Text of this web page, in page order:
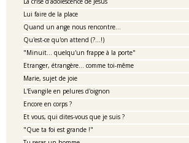
Lui faire de la place
Quand un ange nous rencontre...
Qu'est-ce qu'on attend (?...!)
"Minuit... quelqu'un frappe à la porte"
Etranger, étrangère... comme toi-même
Marie, sujet de joie
L'Evangile en pelures d'oignon
Encore en corps ?
Et vous, qui dites-vous que je suis ?
"Que ta foi est grande !"